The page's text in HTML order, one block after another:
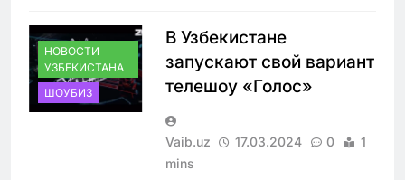
НОВОСТИ
УЗБЕКИСТАНА
ШОУБИЗ
В Узбекистане
запускают свой вариант
телешоу «Голос»
Vaib.uz 17.03.2024 0
1
mins